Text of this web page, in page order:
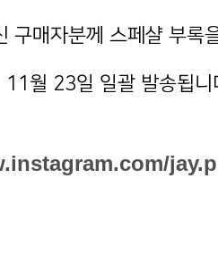
구매자분께 스페샬 부록
11월 23일 일괄 발송됩니